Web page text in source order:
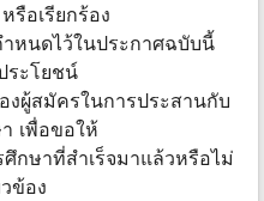
รือเรียกร้อง
หนดไว้ในประกาศฉบับนี้
ระโยชน์
ผู้สมัครในการประสานกับ
เพื่อขอให้
กษาที่สำเร็จมาแล้วหรือไม่
ข้อง